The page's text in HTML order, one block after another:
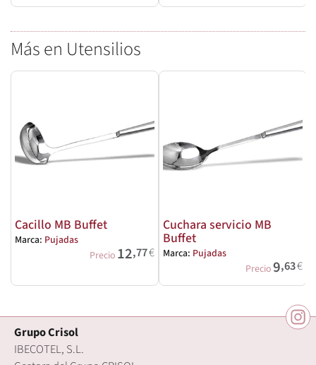
Más en Utensilios
Cacillo MB Buffet
Marca: Pujadas
Precio 12,77€
Cuchara servicio MB
Buffet
Marca: Pujadas
Precio9,63€
Grupo Crisol
IBECOTEL, S.L.